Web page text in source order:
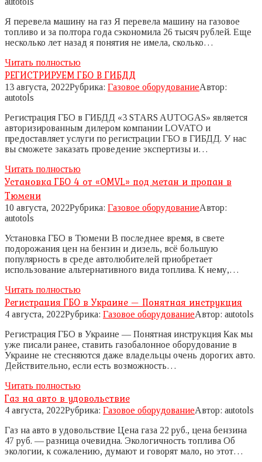
Я перевела машину на газ Я перевела машину на газовое
топливо и за полтора года сэкономила 26 тысяч рублей. Еще
несколько лет назад я понятия не имела, сколько…
Читать полностью
РЕГИСТРИРУЕМ ГБО В ГИБДД
13 августа, 2022Рубрика: Газовое оборудованиеАвтор:
autotols
Регистрация ГБО в ГИБДД «3 STARS AUTOGAS» является
авторизированным дилером компании LOVATO и
предоставляет услуги по регистрации ГБО в ГИБДД. У нас
вы сможете заказать проведение экспертизы и…
Читать полностью
Установка ГБО 4 от «OMVL» под метан и пропан в
Тюмени
10 августа, 2022Рубрика: Газовое оборудованиеАвтор:
autotols
Установка ГБО в Тюмени В последнее время, в свете
подорожания цен на бензин и дизель, всё большую
популярность в среде автолюбителей приобретает
использование альтернативного вида топлива. К нему,…
Читать полностью
Регистрация ГБО в Украине — Понятная инструкция
4 августа, 2022Рубрика: Газовое оборудованиеАвтор: autotols
Регистрация ГБО в Украине — Понятная инструкция Как мы
уже писали ранее, ставить газобалонное оборудование в
Украине не стесняются даже владельцы очень дорогих авто.
Действительно, если есть возможность…
Читать полностью
Газ на авто в удовольствие
4 августа, 2022Рубрика: Газовое оборудованиеАвтор: autotols
Газ на авто в удовольствие Цена газа 22 руб., цена бензина
47 руб. — разница очевидна. Экологичность топлива Об
экологии, к сожалению, думают и говорят мало, но этот…